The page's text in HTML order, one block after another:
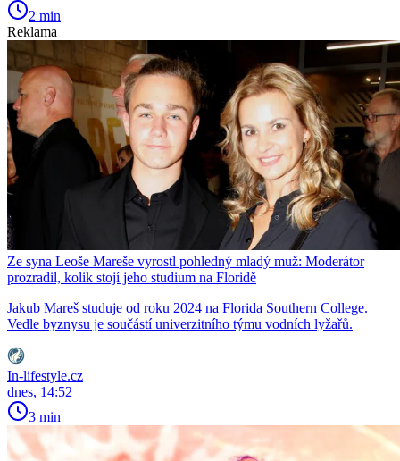
2 min
Reklama
Ze syna Leoše Mareše vyrostl pohledný mladý muž: Moderátor
prozradil, kolik stojí jeho studium na Floridě
Jakub Mareš studuje od roku 2024 na Florida Southern College.
Vedle byznysu je součástí univerzitního týmu vodních lyžařů.
In-lifestyle.cz
dnes, 14:52
3 min